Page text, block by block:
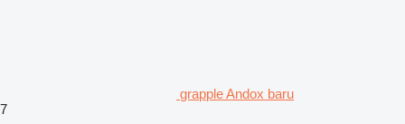
grapple Andox baru
7